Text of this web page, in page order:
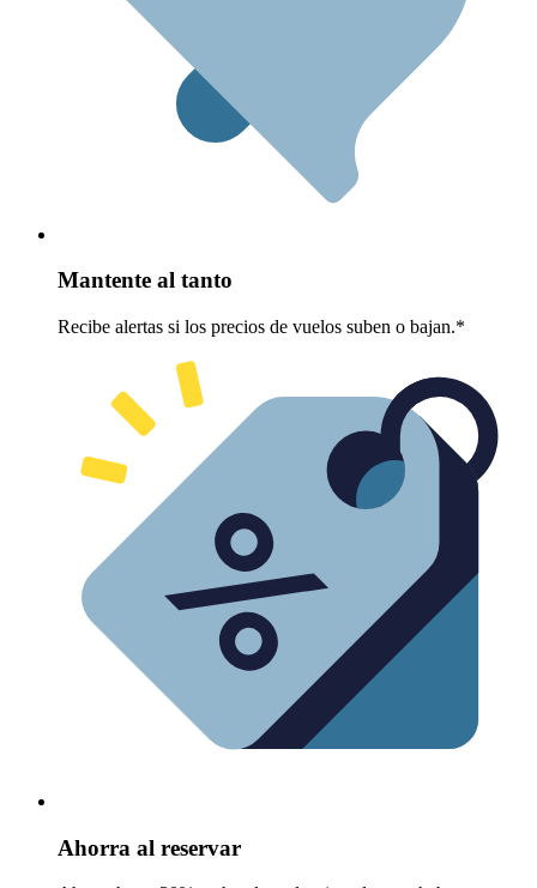
Mantente al tanto
Recibe alertas si los precios de vuelos suben o bajan.*
Ahorra al reservar